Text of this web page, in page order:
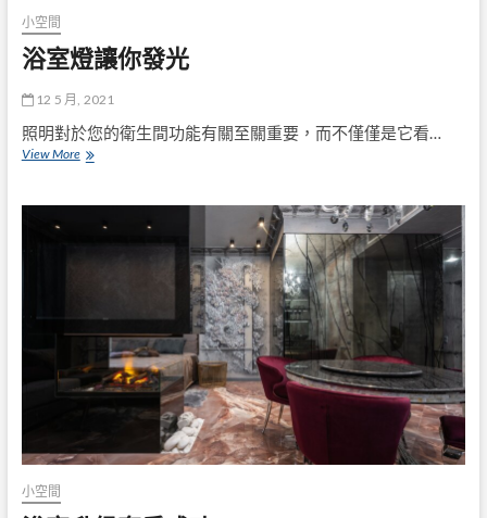
小空間
浴室燈讓你發光
12 5 月, 2021
照明對於您的衛生間功能有關至關重要，而不僅僅是它看…
View More浴
讓
小空間